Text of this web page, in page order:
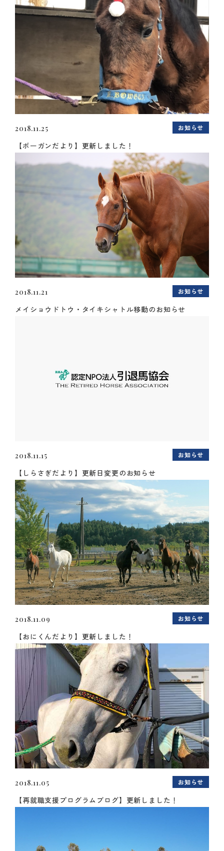
2018.11.25 お知らせ
【ボーガンだより】更新しました！
2018.11.21 お知らせ
メイショウドトウ・タイキシャトル移動のお知らせ
2018.11.15 お知らせ
【しらさぎだより】更新日変更のお知らせ
2018.11.09 お知らせ
【おにくんだより】更新しました！
2018.11.05 お知らせ
【再就職支援プログラムブログ】更新しました！